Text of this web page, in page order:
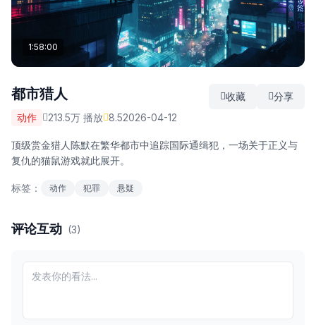
1:58:00
都市猎人
动作 213.5万 播放 8.52026-04-12
收藏 分享
顶级赏金猎人陈默在繁华都市中追踪国际通缉犯，一场关于正义与
复仇的猫鼠游戏就此展开。
标签： 动作 犯罪 悬疑
评论互动 (3)